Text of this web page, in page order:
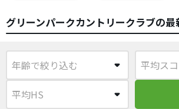
グリーンパークカントリークラブの最